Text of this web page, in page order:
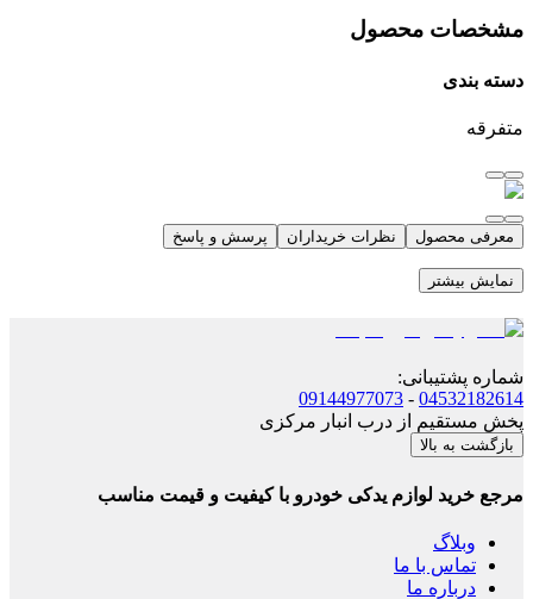
مشخصات محصول
دسته بندی
متفرقه
معرفی محصول نظرات خریداران پرسش و پاسخ
نمایش بیشتر
شماره پشتیبانی:
04532182614
-
09144977073
پخش مستقیم از درب انبار مرکزی
بازگشت به بالا
مرجع خرید لوازم یدکی خودرو با کیفیت و قیمت مناسب
وبلاگ
تماس با ما
درباره ما